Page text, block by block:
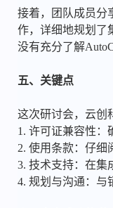
接着，团队成员分
作，详细地规划了
没有充分了解
五、关键点
这次研讨会，云创
1. 许可证兼容性：
2. 使用条款：仔细
3. 技术支持：在集
4. 规划与沟通：与